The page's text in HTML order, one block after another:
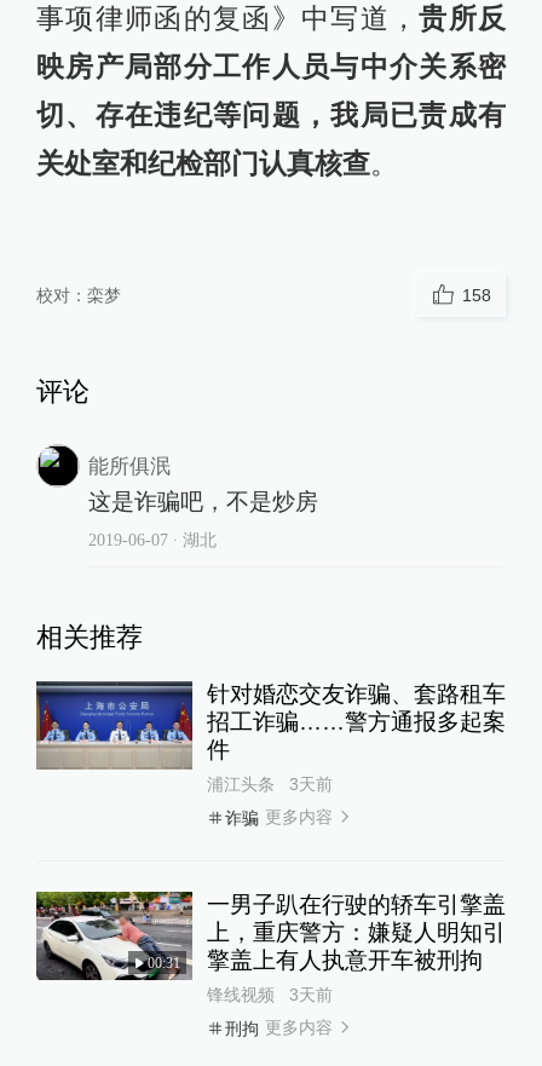
事项律师函的复函》中写道，贵所反
映房产局部分工作人员与中介关系密
切、存在违纪等问题，我局已责成有
关处室和纪检部门认真核查。
校对： 栾梦 158
评论
能所俱泯
这是诈骗吧，不是炒房
2019-06-07∙ 湖北
相关推荐
针对婚恋交友诈骗、套路租车
招工诈骗……警方通报多起案
件
浦江头条
3天前
诈骗 更多内容
00:31
一男子趴在行驶的轿车引擎盖
上，重庆警方：嫌疑人明知引
擎盖上有人执意开车被刑拘
锋线视频
3天前
刑拘 更多内容